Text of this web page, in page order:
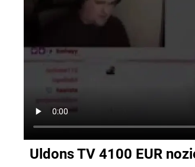
Uldons TV 4100 EUR